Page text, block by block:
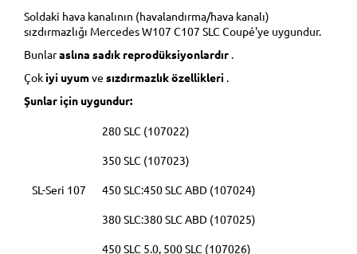
Soldaki hava kanalının (havalandırma/hava kanalı)
sızdırmazlığı Mercedes W107 C107 SLC Coupé'ye uygundur.
Bunlaraslına sadık reprodüksiyonlardır .
Çok iyi uyumve sızdırmazlık özellikleri .
Şunlar için uygundur:
SL-Seri 107
280 SLC (107022)
350 SLC (107023)
450 SLC:450 SLC ABD (107024)
380 SLC:380 SLC ABD (107025)
450 SLC 5.0, 500 SLC (107026)